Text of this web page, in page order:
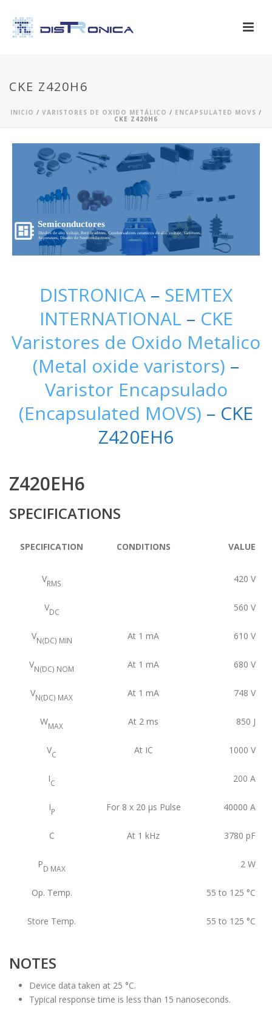
CKE Z420H6
INICIO / VARISTORES DE OXIDO METÁLICO / ENCAPSULATED MOVS /
CKE Z420H6
Semiconductores
Diodos de alto voltaje, Rectificadores, Condensadores ceramicos de alto voltaje, Varistores,
Supresores, Diseño de Semiconductores...
DISTRONICA – SEMTEX
INTERNATIONAL – CKE
Varistores de Oxido Metalico
(Metal oxide varistors) –
Varistor Encapsulado
(Encapsulated MOVS) – CKE
Z420EH6
Z420EH6
SPECIFICATIONS
SPECIFICATION CONDITIONS VALUE
VRMS 420 V
VDC 560 V
VN(DC) MIN At 1 mA 610 V
VN(DC) NOM At 1 mA 680 V
VN(DC) MAX At 1 mA 748 V
WMAX At 2 ms 850 J
VC At IC 1000 V
IC 200 A
IP For 8 x 20 μs Pulse 40000 A
C At 1 kHz 3780 pF
PD MAX 2 W
Op. Temp. 55 to 125 °C
Store Temp. 55 to 125 °C
NOTES
Device data taken at 25 °C.
Typical response time is less than 15 nanoseconds.